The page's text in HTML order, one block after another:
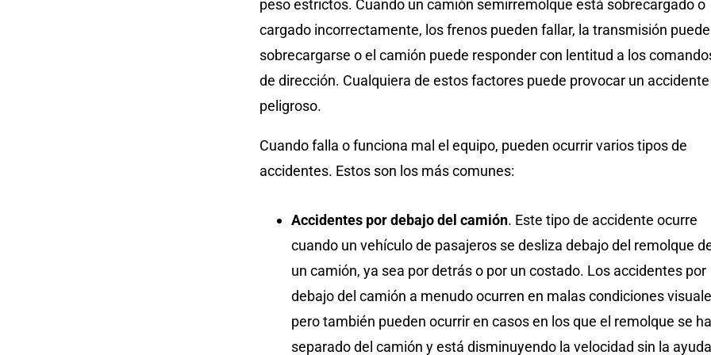
peso estrictos. Cuando un camión semirremolque está sobrecargado o
cargado incorrectamente, los frenos pueden fallar, la transmisión puede
sobrecargarse o el camión puede responder con lentitud a los
de dirección. Cualquiera de estos factores puede provocar un accidente
peligroso.
Cuando falla o funciona mal el equipo, pueden ocurrir varios tipos de
accidentes. Estos son los más comunes:
Accidentes por debajo del camión. Este tipo de accidente ocurre
cuando un vehículo de pasajeros se desliza debajo del remolque
un camión, ya sea por detrás o por un costado. Los accidentes por
debajo del camión a menudo ocurren en malas condiciones
pero también pueden ocurrir en casos en los que el remolque se ha
separado del camión y está disminuyendo la velocidad sin la ayuda